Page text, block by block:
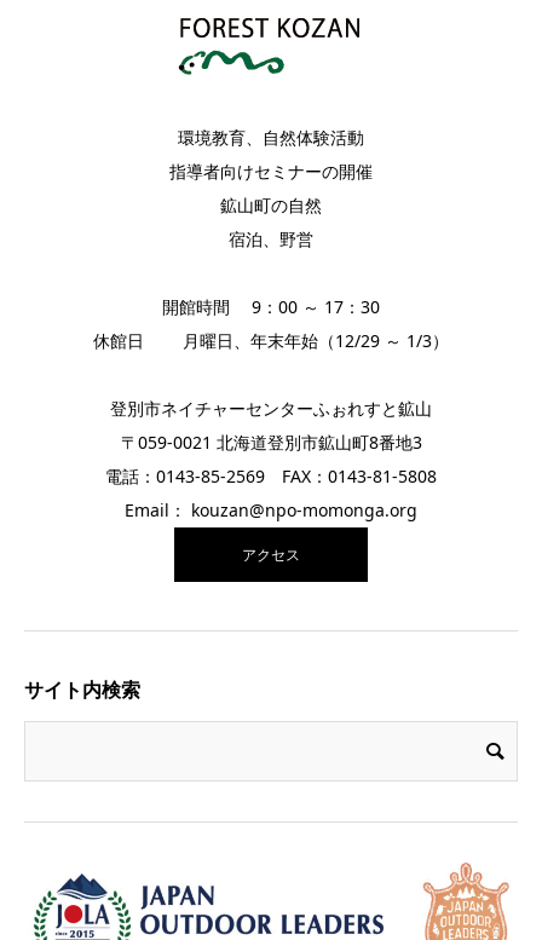
環境教育、自然体験活動
指導者向けセミナーの開催
鉱山町の自然
宿泊、野営
開館時間 9：00 ～ 17：30
休館日 月曜日、年末年始（12/29 ～ 1/3）
登別市ネイチャーセンターふぉれすと鉱山
〒059-0021 北海道登別市鉱山町8番地3
電話：0143-85-2569 FAX：0143-81-5808
Email： kouzan@npo-momonga.org
アクセス
サイト内検索